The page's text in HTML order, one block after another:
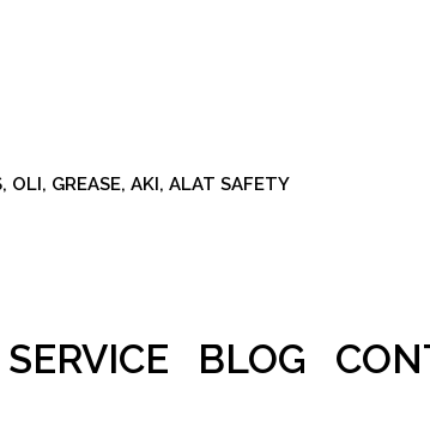
OLI, GREASE, AKI, ALAT SAFETY
SERVICE BLOG